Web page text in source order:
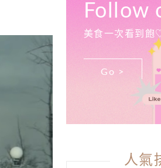
Follow
美食一次看到飽
Go >
人氣